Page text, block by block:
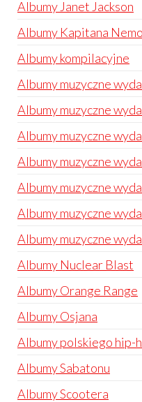
Albumy Janet Jackson
Albumy Kapitana Nemo
Albumy kompilacyjne
Albumy muzyczne
Albumy muzyczne
Albumy muzyczne
Albumy muzyczne
Albumy muzyczne
Albumy muzyczne
Albumy muzyczne
Albumy Nuclear Blast
Albumy Orange Range
Albumy Osjana
Albumy polskiego hip-
Albumy Sabatonu
Albumy Scootera